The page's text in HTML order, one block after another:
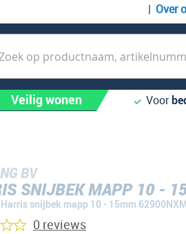
Over
Veilig wonen Voor
BV
SNIJBEK MAPP 10 -
Harris snijbek mapp 10 - 15mm 62900NXM
0 reviews